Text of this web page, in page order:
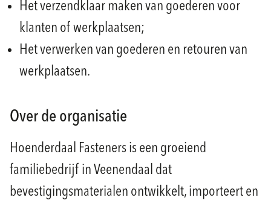
Het verzendklaar maken van goederen voor
klanten of werkplaatsen;
Het verwerken van goederen en retouren van
werkplaatsen.
Over de organisatie
Hoenderdaal Fasteners is een groeiend
familiebedrijf in Veenendaal dat
bevestigingsmaterialen ontwikkelt, importeert en